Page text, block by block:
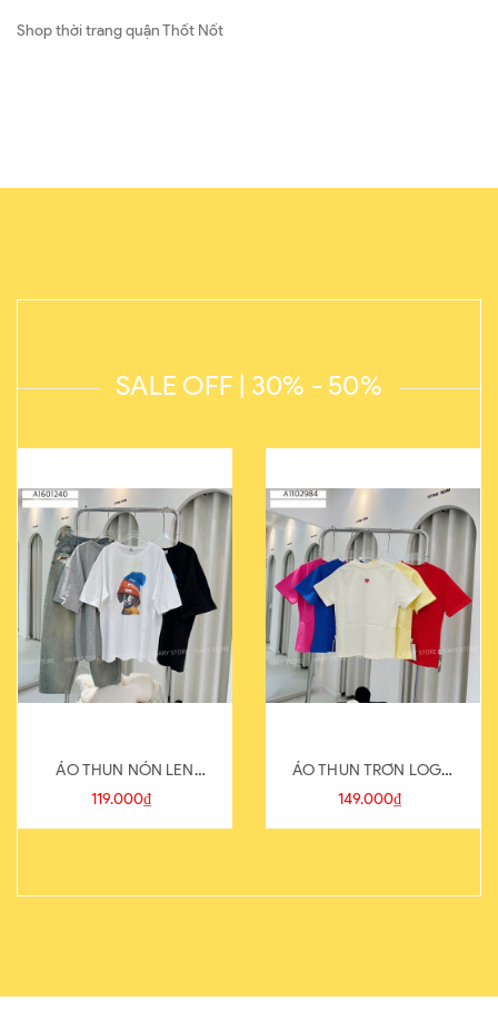
Shop thời trang quận Thốt Nốt
SALE OFF | 30% - 50%
ÁO THUN NÓN LEN
821-1
119.000₫
ÁO THUN TRƠN LOGO
SAU
149.000₫